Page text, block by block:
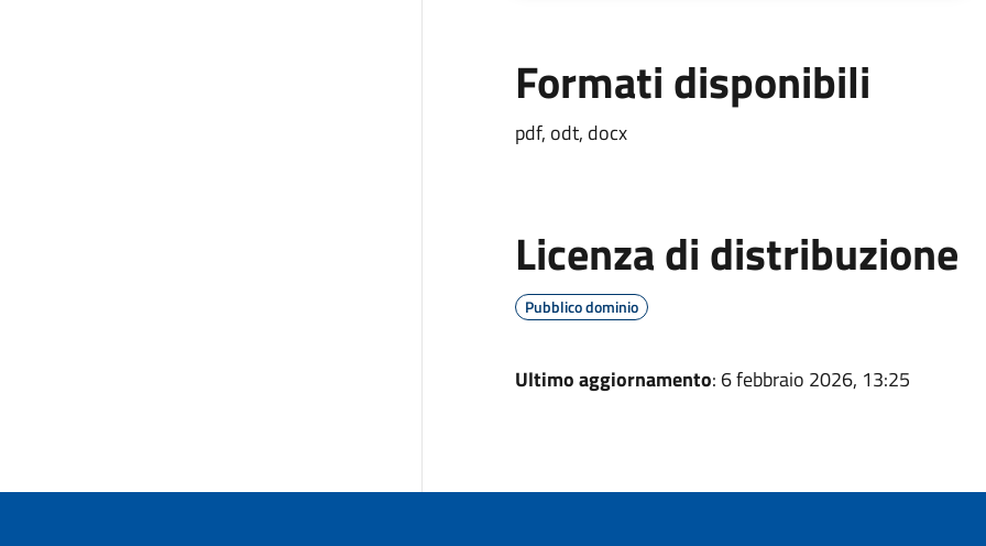
Formati disponibili
pdf, odt, docx
Licenza di distribuzione
Pubblico dominio
Ultimo aggiornamento: 6 febbraio 2026, 13:25